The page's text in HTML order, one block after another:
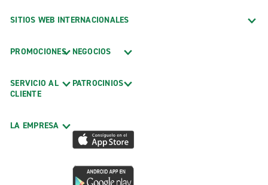
SITIOS WEB INTERNACIONALES
PROMOCIONES
SERVICIO AL
CLIENTE
LA EMPRESA
NEGOCIOS
PATROCINIOS